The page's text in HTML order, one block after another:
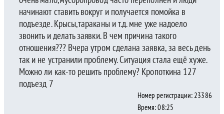
начинают ставить вокруг и получается помойка в
подъезде. Крысы,тараканы и т.д. мне уже надоело
звонить и делать заявки. В чем причина такого
отношения??? Вчера утром сделана заявка, за весь день
так и не устранили проблему. Ситуация стала ещё хуже.
Можно ли как-то решить проблему? Кропоткина 127
подъезд 7
Номер регистрации: 23386
Время: 08:25